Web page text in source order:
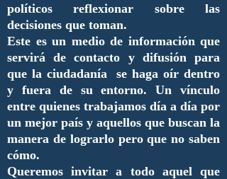
políticos reflexionar sobre las
decisiones que toman.
Este es un medio de información que
servirá de contacto y difusión para
que la ciudadanía se haga oír dentro
y fuera de su entorno. Un vínculo
entre quienes trabajamos día a día por
un mejor país y aquellos que buscan la
manera de lograrlo pero que no saben
cómo.
Queremos invitar a todo aquel que